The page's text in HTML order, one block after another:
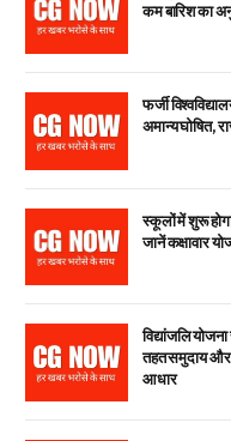
कम बारिश का
फर्जी
अमान्य घोषित,
स्कूलों में शुरू
जानें कक्षावार
विद्यांजलि
तहत समुदाय और
आधार